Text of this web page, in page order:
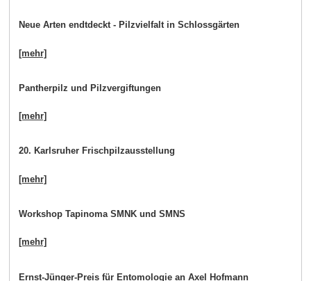
Neue Arten endtdeckt - Pilzvielfalt in Schlossgärten
[mehr]
Pantherpilz und Pilzvergiftungen
[mehr]
20. Karlsruher Frischpilzausstellung
[mehr]
Workshop Tapinoma SMNK und SMNS
[mehr]
Ernst-Jünger-Preis für Entomologie an Axel Hofmann